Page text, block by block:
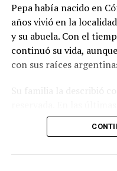
las autoridades locales,
para detectar réplicas y
falta.
INGV confirmó los
profundidad, factores
Pepa había nacido en
años vivió en la
y su abuela. Con el
continuó su vida,
con sus raíces
reconstruir qué pasó
contacto con ella y